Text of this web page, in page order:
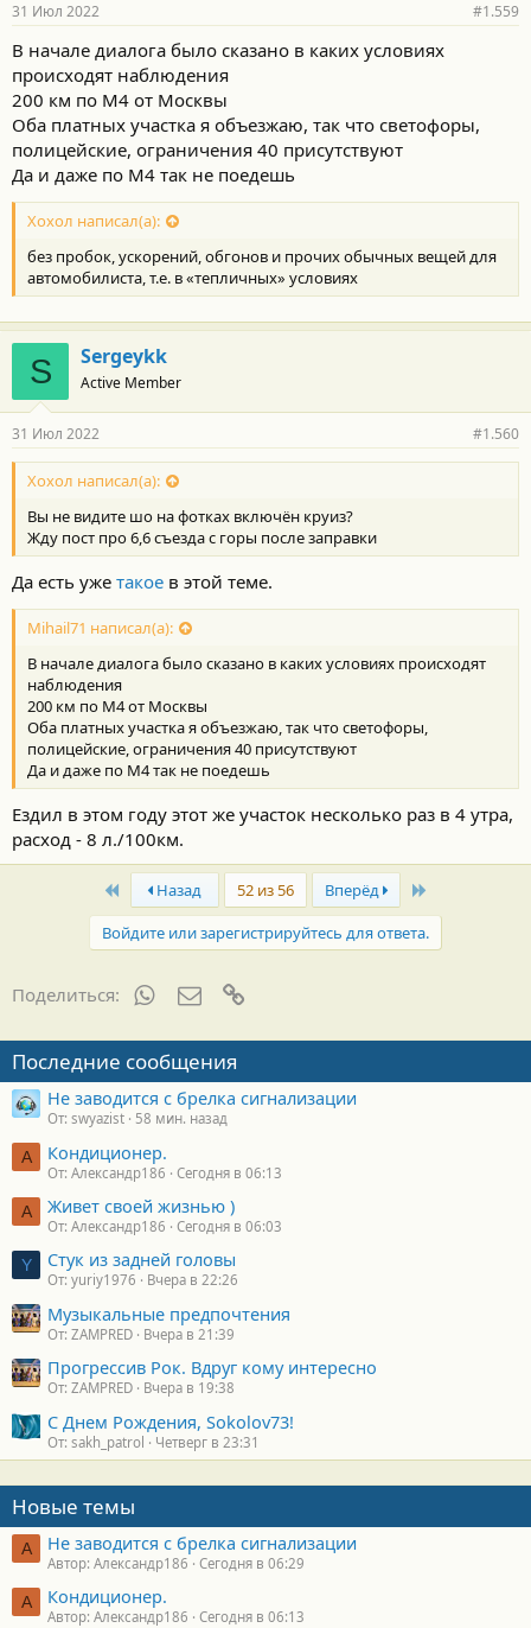
31 Июл 2022 #1.559
В начале диалога было сказано в каких условиях
происходят наблюдения
200 км по М4 от Москвы
Оба платных участка я объезжаю, так что светофоры,
полицейские, ограничения 40 присутствуют
Да и даже по М4 так не поедешь
Хохол написал(а):
без пробок, ускорений, обгонов и прочих обычных вещей для
автомобилиста, т.е. в «тепличных» условиях
S Sergeykk
Active Member
31 Июл 2022 #1.560
Хохол написал(а):
Вы не видите шо на фотках включён круиз?
Жду пост про 6,6 съезда с горы после заправки
Да есть уже такое в этой теме.
Mihail71 написал(а):
В начале диалога было сказано в каких условиях происходят
наблюдения
200 км по М4 от Москвы
Оба платных участка я объезжаю, так что светофоры,
полицейские, ограничения 40 присутствуют
Да и даже по М4 так не поедешь
Ездил в этом году этот же участок несколько раз в 4 утра,
расход - 8 л./100км.
First Назад 52 из 56 Вперёд
Войдите или зарегистрируйтесь для ответа.
Поделиться: WhatsAppЭлектронная почта
Последние сообщения
Не заводится с брелка сигнализации
От: swyazist 58 мин. назад
А Кондиционер.
От: Александр186 Сегодня в 06:13
А Живет своей жизнью )
От: Александр186 Сегодня в 06:03
Y Стук из задней головы
От: yuriy1976 Вчера в 22:26
Музыкальные предпочтения
От: ZAMPRED Вчера в 21:39
Прогрессив Рок. Вдруг кому интересно
От: ZAMPRED Вчера в 19:38
С Днем Рождения, Sokolov73!
От: sakh_patrol Четверг в 23:31
Новые темы
А Не заводится с брелка сигнализации
Автор: Александр186 Сегодня в 06:29
А Кондиционер.
Автор: Александр186 Сегодня в 06:13